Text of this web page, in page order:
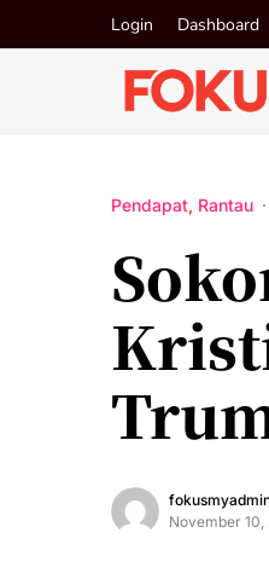
Login Dashboard
Pendapat Rantau
November 10,